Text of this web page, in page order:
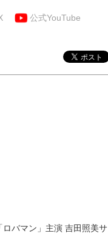
公式YouTube
バマン」主演 吉田照美サ